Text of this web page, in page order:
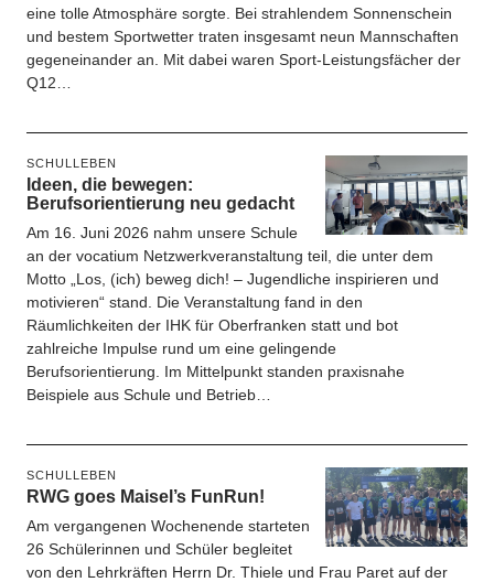
eine tolle Atmosphäre sorgte. Bei strahlendem Sonnenschein
und bestem Sportwetter traten insgesamt neun Mannschaften
gegeneinander an. Mit dabei waren Sport-Leistungsfächer der
Q12…
SCHULLEBEN
Ideen, die bewegen:
Berufsorientierung neu gedacht
Am 16. Juni 2026 nahm unsere Schule
an der vocatium Netzwerkveranstaltung teil, die unter dem
Motto „Los, (ich) beweg dich! – Jugendliche inspirieren und
motivieren“ stand. Die Veranstaltung fand in den
Räumlichkeiten der IHK für Oberfranken statt und bot
zahlreiche Impulse rund um eine gelingende
Berufsorientierung. Im Mittelpunkt standen praxisnahe
Beispiele aus Schule und Betrieb…
SCHULLEBEN
RWG goes Maisel’s FunRun!
Am vergangenen Wochenende starteten
26 Schülerinnen und Schüler begleitet
von den Lehrkräften Herrn Dr. Thiele und Frau Paret auf der